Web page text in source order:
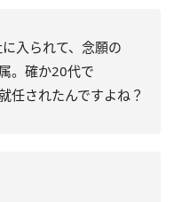
入られて、念願の
。確か20代で
任されたんですよね？